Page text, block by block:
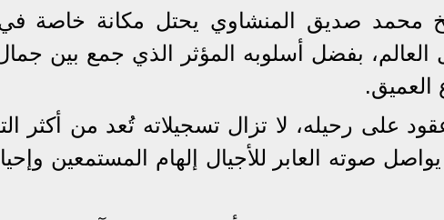
محمد صديق المنشاوي يحتل مكانة خاصة
العالم، بفضل أسلوبه المؤثر الذي جمع بين
العميق.
على رحيله، لا تزال تسجيلاته تُعد من أكثر
يواصل صوته العابر للأجيال إلهام المستمعين